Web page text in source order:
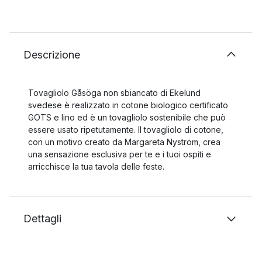
Descrizione
Tovagliolo Gåsöga non sbiancato di Ekelund
svedese è realizzato in cotone biologico certificato
GOTS e lino ed è un tovagliolo sostenibile che può
essere usato ripetutamente. Il tovagliolo di cotone,
con un motivo creato da Margareta Nyström, crea
una sensazione esclusiva per te e i tuoi ospiti e
arricchisce la tua tavola delle feste.
Dettagli